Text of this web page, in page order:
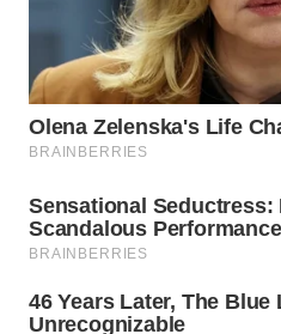
INFRASTRUKTUR
WAHANA
KONSUMEN
WAHANA
WAHANA